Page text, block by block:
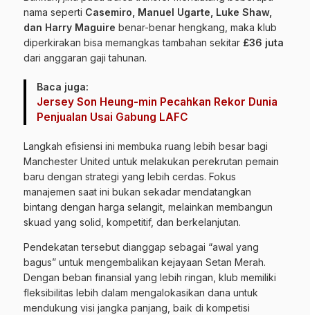
nama seperti Casemiro, Manuel Ugarte, Luke Shaw,
dan Harry Maguire benar-benar hengkang, maka klub
diperkirakan bisa memangkas tambahan sekitar £36 juta
dari anggaran gaji tahunan.
Baca juga:
Jersey Son Heung-min Pecahkan Rekor Dunia
Penjualan Usai Gabung LAFC
Langkah efisiensi ini membuka ruang lebih besar bagi
Manchester United untuk melakukan perekrutan pemain
baru dengan strategi yang lebih cerdas. Fokus
manajemen saat ini bukan sekadar mendatangkan
bintang dengan harga selangit, melainkan membangun
skuad yang solid, kompetitif, dan berkelanjutan.
Pendekatan tersebut dianggap sebagai “awal yang
bagus” untuk mengembalikan kejayaan Setan Merah.
Dengan beban finansial yang lebih ringan, klub memiliki
fleksibilitas lebih dalam mengalokasikan dana untuk
mendukung visi jangka panjang, baik di kompetisi